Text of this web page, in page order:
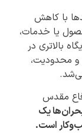
با کاهش
یا خدمات،
بالاتری در
محدودیت،
مقدس
یک
است.